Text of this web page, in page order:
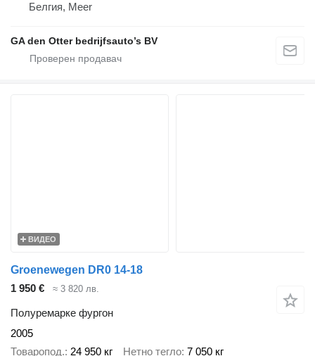
Белгия, Meer
GA den Otter bedrijfsauto’s BV
ВИДЕО
Groenewegen DR0 14-18
1 950 €
≈ 3 820 лв.
Полуремарке фургон
2005
Товаропод. 24 950 кг Нетно тегло 7 050 кг